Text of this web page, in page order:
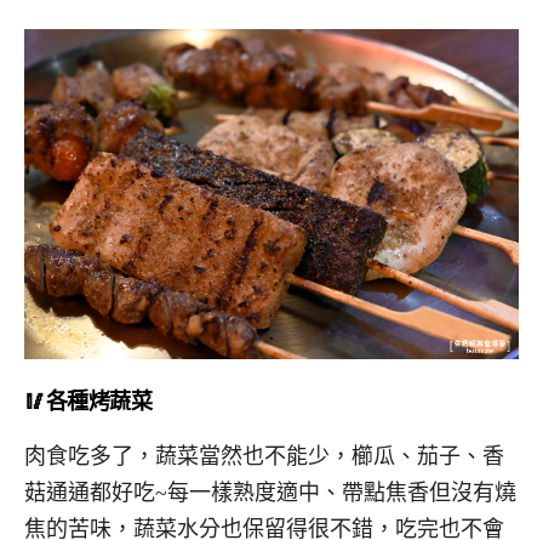
🥢各種烤蔬菜
肉食吃多了，蔬菜當然也不能少，櫛瓜、茄子、香
菇通通都好吃~每一樣熟度適中、帶點焦香但沒有燒
焦的苦味，蔬菜水分也保留得很不錯，吃完也不會